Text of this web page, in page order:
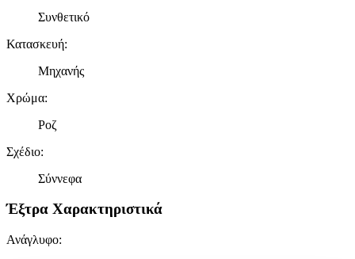
Συνθετικό
Κατασκευή:
Μηχανής
Χρώμα:
Ροζ
Σχέδιο:
Σύννεφα
Έξτρα Χαρακτηριστικά
Ανάγλυφο: